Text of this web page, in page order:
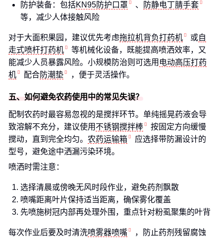
防护装备：包括KN95防护口罩 、
防静电丁腈手套
等，减少人体接触风险
对于大面积果园，建议优先考虑拖拉机背负打药机 或自
走式喷杆打药机
等机械化设备，既能提高喷洒效率，又
能减少人员暴露风险。小规模防治则可选用 电动高压打药
机
配合防潮垫 ，便于灵活操作。
五、如何避免农药使用中的常见失误？
配制农药时最容易忽视的是搅拌环节。单纯摇晃药液会导
致溶解不充分，建议使用 不锈钢搅拌棒
按固定方向缓慢
搅动，直到完全均匀。 农药运输箱
应选择带防漏设计的
型号，避免途中洒漏污染环境。
喷洒时需注意：
选择清晨或傍晚无风时段作业，避免药剂飘散
喷嘴距离叶片保持适当距离，确保雾化覆盖
先喷施树冠内部再处理外围，重点针对粉虱聚集的叶背
每次作业后要及时清洗喷雾器喷嘴
，防止药剂残留腐蚀